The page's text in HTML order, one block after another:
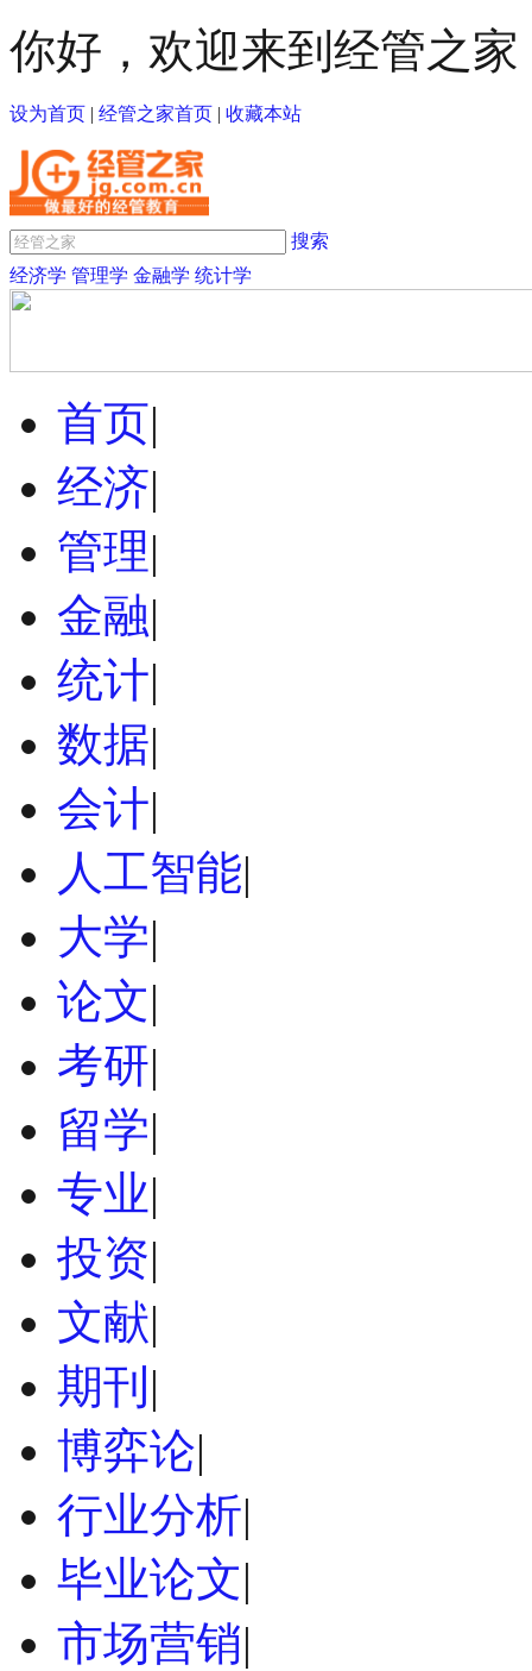
你好，欢迎来到经管之家
设为首页 | 经管之家首页 | 收藏本站
搜索
经济学 管理学 金融学 统计学
首页|
经济|
管理|
金融|
统计|
数据|
会计|
人工智能|
大学|
论文|
考研|
留学|
专业|
投资|
文献|
期刊 |
博弈论|
行业分析|
毕业论文|
市场营销|